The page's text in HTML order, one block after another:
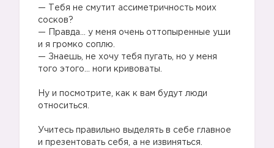
— Тебя не смутит ассиметричность моих
сосков?
— Правда… у меня очень оттопыренные уши
и я громко соплю.
— Знаешь, не хочу тебя пугать, но у меня
того этого… ноги кривоваты.
Ну и посмотрите, как к вам будут люди
относиться.
Учитесь правильно выделять в себе главное
и презентовать себя, а не извиняться.